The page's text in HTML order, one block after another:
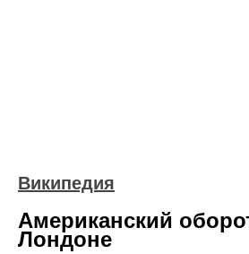
Википедия
Американский
Лондоне